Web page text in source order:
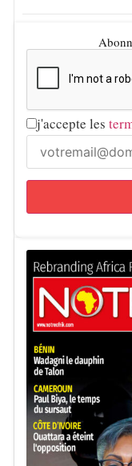
j'accepte les